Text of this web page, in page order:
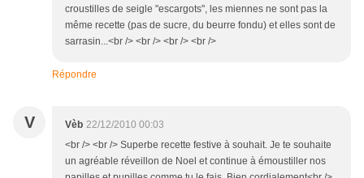
croustilles de seigle "escargots", les miennes ne sont pas la
même recette (pas de sucre, du beurre fondu) et elles sont de
sarrasin...<br /> <br /> <br /> <br />
Répondre
V Vèb 22/12/2010 00:03
<br /> <br /> Superbe recette festive à souhait. Je te souhaite
un agréable réveillon de Noel et continue à émoustiller nos